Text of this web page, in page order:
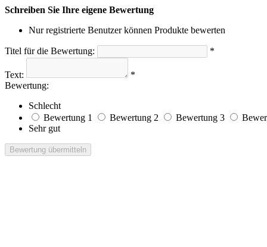
Schreiben Sie Ihre eigene Bewertung
Nur registrierte Benutzer können Produkte bewerten
Titel für die Bewertung: *
Text:
*
Bewertung:
Schlecht
Bewertung 1
Bewertung 2 Bewertung 3
Sehr gut
Bewertung übermitteln